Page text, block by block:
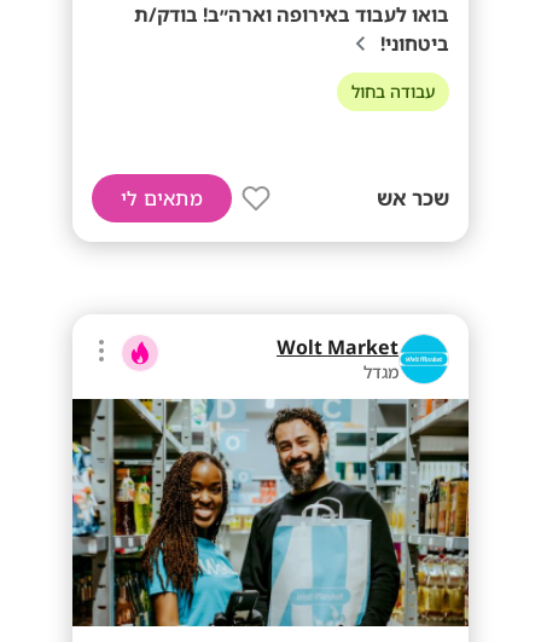
בואו לעבוד באירופה וארה״ב! בודק/ת
ביטחוני!
עבודה בחול
שכר אש מתאים לי
Wolt Market
מגדל